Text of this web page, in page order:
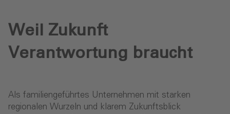
Weil Zukunft
Ver­ant­wortung braucht
Als familiengeführtes Unternehmen mit starken
regionalen Wurzeln und klarem Zukunftsblick